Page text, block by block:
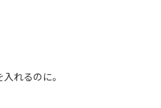
れるのに。